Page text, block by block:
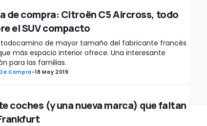
de compra: Citroën C5 Aircross, todo
el SUV compacto
todocamino de mayor tamaño del fabricante francés
más espacio interior ofrece. Una interesante
para las familias.
Compra-18 May 2019
coches (y una nueva marca) que faltan